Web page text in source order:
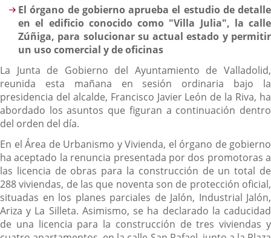
Descripción
El órgano de gobierno aprueba el estudio de detalle
en el edificio conocido como "Villa Julia", la calle
Zúñiga, para solucionar su actual estado y permitir
un uso comercial y de oficinas
La Junta de Gobierno del Ayuntamiento de Valladolid,
reunida esta mañana en sesión ordinaria bajo la
presidencia del alcalde, Francisco Javier León de la Riva, ha
abordado los asuntos que figuran a continuación dentro
del orden del día.
En el Área de Urbanismo y Vivienda, el órgano de gobierno
ha aceptado la renuncia presentada por dos promotoras a
las licencia de obras para la construcción de un total de
288 viviendas, de las que noventa son de protección oficial,
situadas en los planes parciales de Jalón, Industrial Jalón,
Ariza y La Silleta. Asimismo, se ha declarado la caducidad
de una licencia para la construcción de tres viviendas y